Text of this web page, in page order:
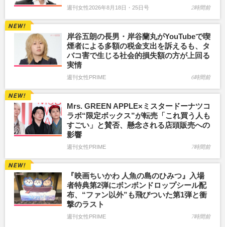
週刊女性2026年8月18日・25日号 2時間前
岸谷五朗の長男・岸谷蘭丸がYouTubeで喫
煙者による多額の税金支出を訴えるも、タ
バコ害で生じる社会的損失額の方が上回る
実情
週刊女性PRIME 6時間前
Mrs. GREEN APPLE×ミスタードーナツコ
ラボ“限定ボックス”が転売「これ買う人も
すごい」と賛否、懸念される店頭販売への
影響
週刊女性PRIME 7時間前
『映画ちいかわ 人魚の島のひみつ』入場
者特典第2弾にボンボンドロップシール配
布、“ファン以外”も飛びついた第1弾と衝
撃のラスト
週刊女性PRIME 7時間前